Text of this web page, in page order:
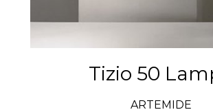
Tizio 50
ARTEMIDE